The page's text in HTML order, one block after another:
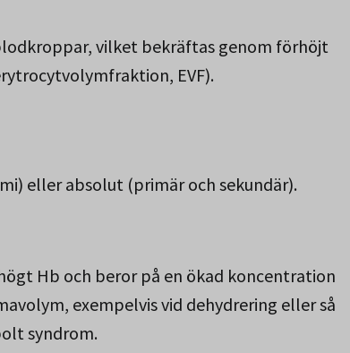
vilket bekräftas genom förhöjt
EVF).
eller absolut (primär och sekundär).
Hb och beror på en ökad koncentration
exempelvis vid dehydrering eller så
syndrom.